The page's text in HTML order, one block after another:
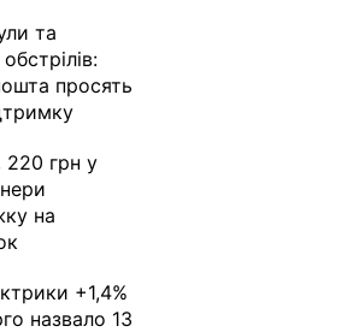
та
просять
220 грн у
на
+1,4%
назвало 13